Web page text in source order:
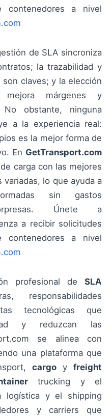
contenedores a nivel
de SLA sincroniza
la trazabilidad y
claves; y la elección
mejora márgenes y
obstante, ninguna
a la experiencia real:
es la mejor forma de
En GetTransport.com
carga con las mejores
lo que ayuda a
sin gastos
Únete a
a recibir solicitudes
contenedores a nivel
profesional de SLA
responsabilidades
tecnológicas que
y reduzcan las
se alinea con
una plataforma que
cargoyfreight
trucking y el
logística y el shipping
y carriers que